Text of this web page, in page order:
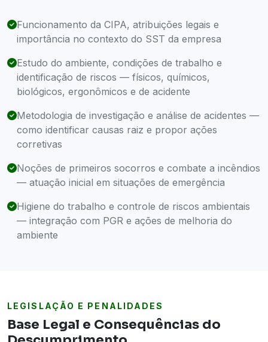
Funcionamento da CIPA, atribuições legais e
importância no contexto do SST da empresa
Estudo do ambiente, condições de trabalho e
identificação de riscos — físicos, químicos,
biológicos, ergonômicos e de acidente
Metodologia de investigação e análise de acidentes —
como identificar causas raiz e propor ações
corretivas
Noções de primeiros socorros e combate a incêndios
— atuação inicial em situações de emergência
Higiene do trabalho e controle de riscos ambientais
— integração com PGR e ações de melhoria do
ambiente
LEGISLAÇÃO E PENALIDADES
Base Legal e Consequências do